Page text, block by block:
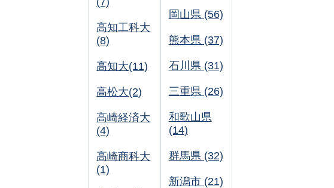
高知工科大
(8)
高知大(11)
高松大(2)
高崎経済大
(4)
高崎商科大
(1)
岡山県 (56)
熊本県 (37)
石川県 (31)
三重県 (26)
和歌山県
(14)
群馬県 (32)
新潟市 (21)